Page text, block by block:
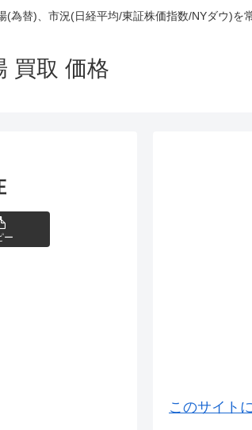
為替)、市況(日経平均/東証株価指数/NYダウ)を
買取 価格
ー
このサイト